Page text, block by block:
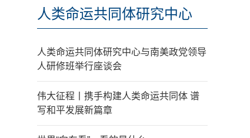
人类命运共同体研究中心
人类命运共同体研究中心与南美政党领导
人研修班举行座谈会
伟大征程丨携手构建人类命运共同体 谱
写和平发展新篇章